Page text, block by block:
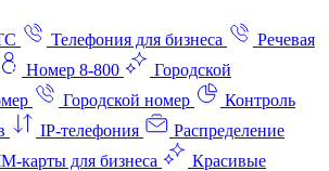
Телефония для бизнеса
Речевая
Номер 8-800
Городской
Городской номер
Контроль
IP-телефония
Распределение
карты для бизнеса
Красивые